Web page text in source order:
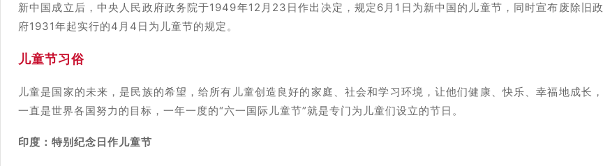
新中国成立后，中央人民政府政务院于1949年12月23日作出决定，规定6月1日为新中国的儿童节，同时宣布废除旧政
府1931年起实行的4月4日为儿童节的规定。
儿童节习俗
儿童是国家的未来，是民族的希望，给所有儿童创造良好的家庭、社会和学习环境，让他们健康、快乐、幸福地成长，
一直是世界各国努力的目标，一年一度的“六一国际儿童节”就是专门为儿童们设立的节日。
印度：特别纪念日作儿童节